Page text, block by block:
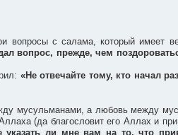
вопросы с салама, который имеет
вопрос, прежде, чем
«Не отвечайте тому, кто начал
мусульманами, а любовь между
(да благословит его Аллах и
указать ли мне вам на то, что